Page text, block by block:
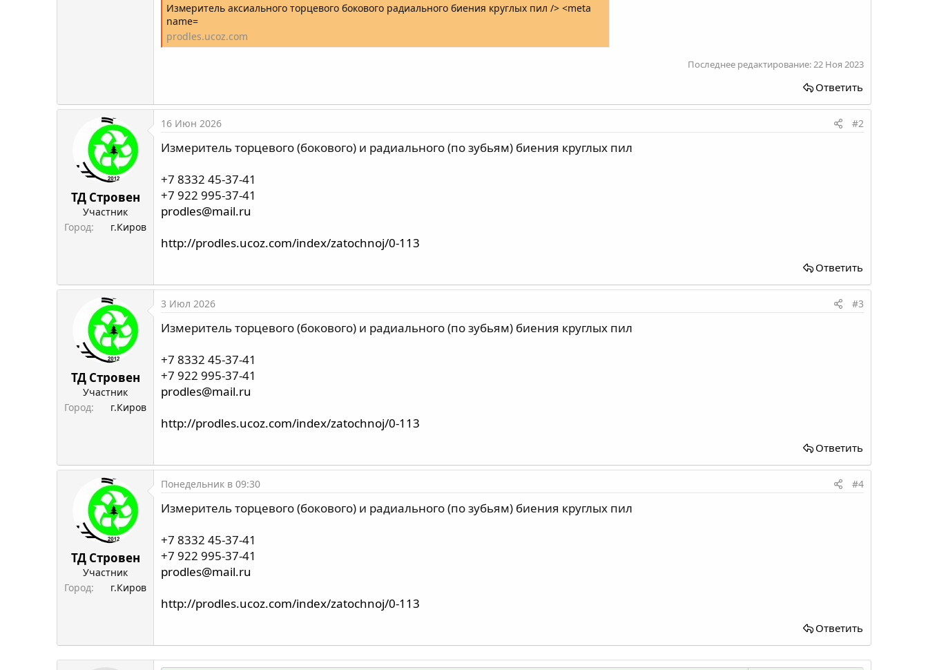
Измеритель аксиального торцевого бокового радиального биения круглых пил /> <meta
name=
prodles.ucoz.com
Последнее редактирование:22 Ноя 2023
Ответить
ТД Стровен
Участник
Город
г.Киров
16 Июн 2026 #2
Измеритель торцевого (бокового) и радиального (по зубьям) биения круглых пил
+7 8332 45-37-41
+7 922 995-37-41
prodles@mail.ru
http://prodles.ucoz.com/index/zatochnoj/0-113
Ответить
ТД Стровен
Участник
Город
г.Киров
3 Июл 2026 #3
Измеритель торцевого (бокового) и радиального (по зубьям) биения круглых пил
+7 8332 45-37-41
+7 922 995-37-41
prodles@mail.ru
http://prodles.ucoz.com/index/zatochnoj/0-113
Ответить
ТД Стровен
Участник
Город
г.Киров
Понедельник в 09:30 #4
Измеритель торцевого (бокового) и радиального (по зубьям) биения круглых пил
+7 8332 45-37-41
+7 922 995-37-41
prodles@mail.ru
http://prodles.ucoz.com/index/zatochnoj/0-113
Ответить